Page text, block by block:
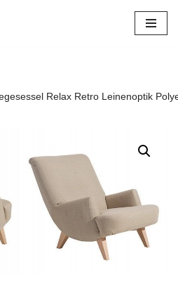
Relax Retro Leinenoptik